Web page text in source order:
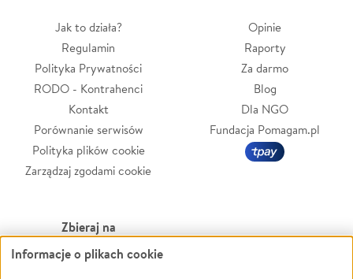
Jak to działa?
Regulamin
Polityka Prywatności
RODO - Kontrahenci
Kontakt
Porównanie serwisów
Polityka plików cookie
Zarządzaj zgodami cookie
Opinie
Raporty
Za darmo
Blog
Dla NGO
Fundacja Pomagam.pl
Zbieraj na
Leczenie
Informacje o plikach cookie